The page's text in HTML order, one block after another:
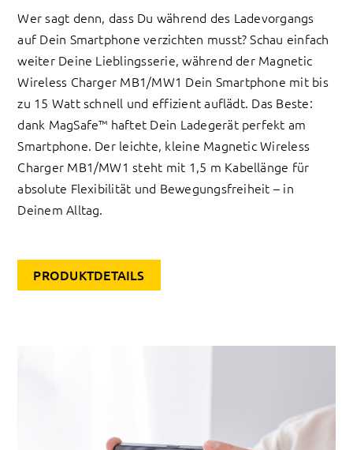
Wer sagt denn, dass Du während des Ladevorgangs
auf Dein Smartphone verzichten musst? Schau einfach
weiter Deine Lieblingsserie, während der Magnetic
Wireless Charger MB1/MW1 Dein Smartphone mit bis
zu 15 Watt schnell und effizient auflädt. Das Beste:
dank MagSafe™ haftet Dein Ladegerät perfekt am
Smartphone. Der leichte, kleine Magnetic Wireless
Charger MB1/MW1 steht mit 1,5 m Kabellänge für
absolute Flexibilität und Bewegungsfreiheit – in
Deinem Alltag.
PRODUKTDETAILS